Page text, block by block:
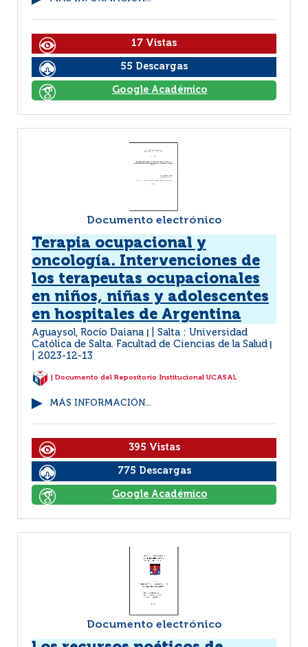
17 Vistas
55 Descargas
Google Académico
Documento electrónico
Terapia ocupacional y
oncología. Intervenciones de
los terapeutas ocupacionales
en niños, niñas y adolescentes
en hospitales de Argentina
Aguaysol, Rocío Daiana
Salta : Universidad
Católica de Salta. Facultad de Ciencias de la Salud
2023-12-13
| Documento del Repositorio Institucional UCASAL
MÁS INFORMACIÓN...
395 Vistas
775 Descargas
Google Académico
Documento electrónico